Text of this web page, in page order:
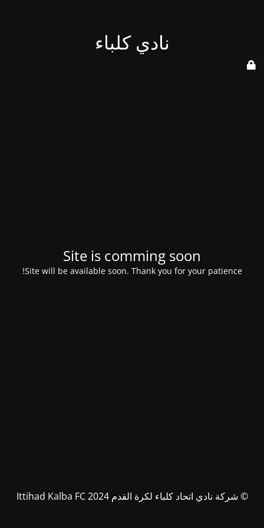
نادي كلباء
Site is comming soon
Site will be available soon. Thank you for your patience!
© شركة نادي اتحاد كلباء لكرة القدم Ittihad Kalba FC 2024